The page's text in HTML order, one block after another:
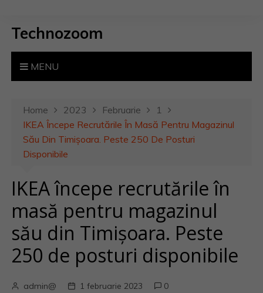
Technozoom
MENU
Home 2023 Februarie
1
IKEA Începe Recrutările În Masă Pentru Magazinul
Său Din Timișoara. Peste 250 De Posturi
Disponibile
IKEA începe recrutările în
masă pentru magazinul
său din Timișoara. Peste
250 de posturi disponibile
admin@ 1 februarie 2023 0